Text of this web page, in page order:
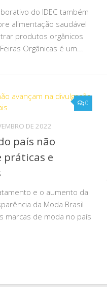
do IDEC também
alimentação saudável
produtos orgânicos
Orgânicas é um...
0
DE 2022
país não
práticas e
e o aumento da
da Moda Brasil
marcas de moda no país